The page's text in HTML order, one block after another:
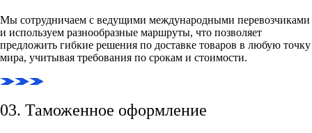
Мы сотрудничаем с ведущими международными перевозчиками
и используем разнообразные маршруты, что позволяет
предложить гибкие решения по доставке товаров в любую точку
мира, учитывая требования по срокам и стоимости.
03. Таможенное оформление